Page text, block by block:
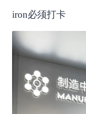
iron必须打卡